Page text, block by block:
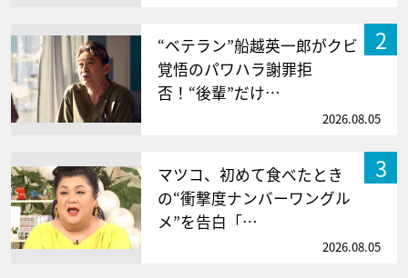
2
“ベテラン”船越英一郎がクビ
覚悟のパワハラ謝罪拒
否！“後輩”だけ…
2026.08.05
3
マツコ、初めて食べたとき
の“衝撃度ナンバーワングル
メ”を告白「…
2026.08.05